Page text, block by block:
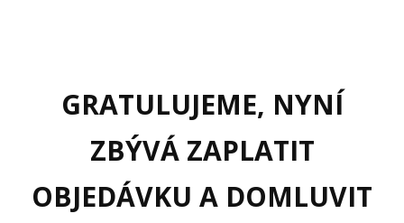
GRATULUJEME, NYNÍ
ZBÝVÁ ZAPLATIT
OBJEDÁVKU A DOMLUVIT